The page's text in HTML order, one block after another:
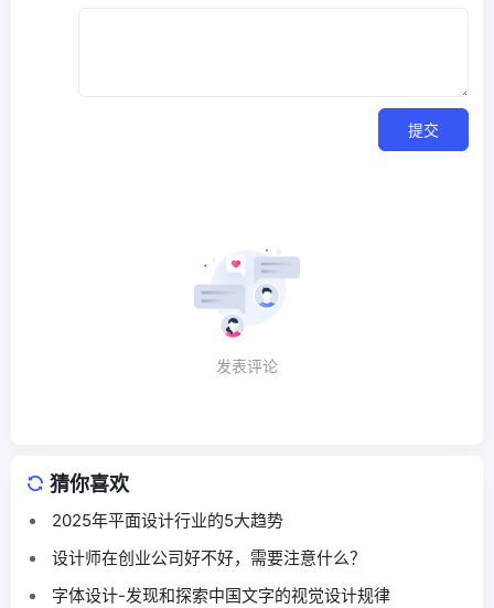
提交
发表评论
猜你喜欢
2025年平面设计行业的5大趋势
设计师在创业公司好不好，需要注意什么？
字体设计-发现和探索中国文字的视觉设计规律